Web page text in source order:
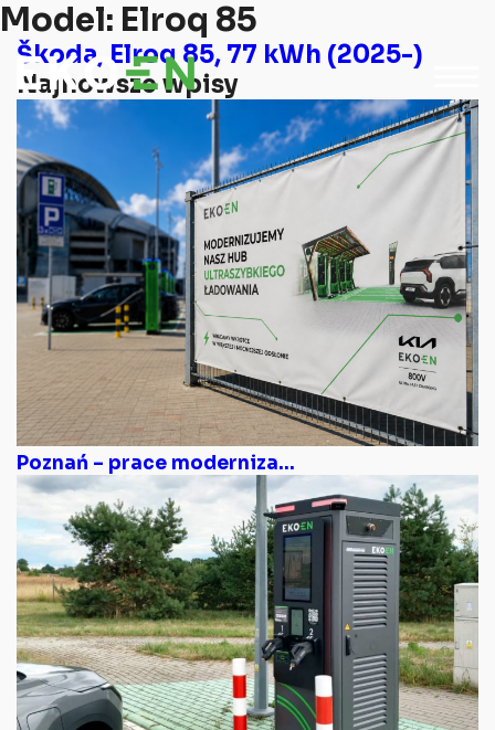
Model: Elroq 85
Škoda, Elroq 85, 77 kWh (2025-)
Najnowsze wpisy
Poznań – prace moderniza...